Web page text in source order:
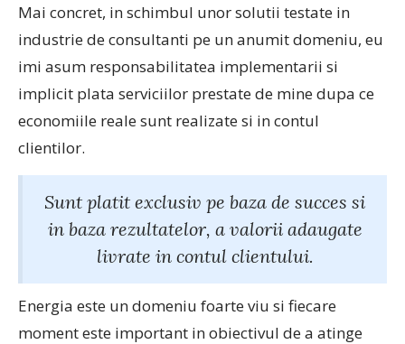
Mai concret, in schimbul unor solutii testate in
industrie de consultanti pe un anumit domeniu, eu
imi asum responsabilitatea implementarii si
implicit plata serviciilor prestate de mine dupa ce
economiile reale sunt realizate si in contul
clientilor.
Sunt platit exclusiv pe baza de succes si
in baza rezultatelor, a valorii adaugate
livrate in contul clientului.
Energia este un domeniu foarte viu si fiecare
moment este important in obiectivul de a atinge